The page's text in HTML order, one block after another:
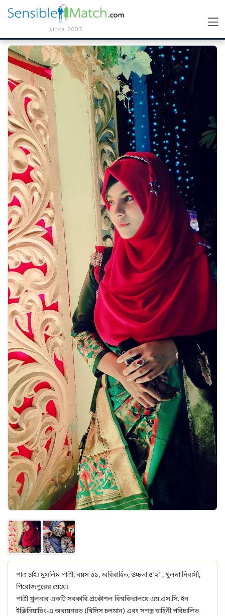
since 2007
পাত্র চাই। মুসলিম পাত্রী, বয়স ৩১, অবিবাহিত, উচ্চতা ৫'২", খুলনা নিবাসী,
পিরোজপুরের মেয়ে।
পাত্রী খুলনার একটি সরকারি প্রকৌশল বিশ্ববিদ্যালয়ে এম.এস.সি. ইন
ইঞ্জিনিয়ারিং-এ অধ্যয়নরত (থিসিস চলমান) এবং সশস্ত্র বাহিনী পরিচালিত